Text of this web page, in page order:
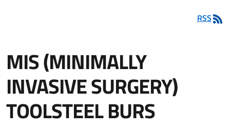
RSS
MIS (MINIMALLY
INVASIVE SURGERY)
TOOLSTEEL BURS